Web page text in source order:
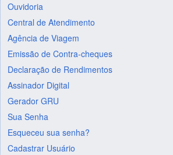
Ouvidoria
Central de Atendimento
Agência de Viagem
Emissão de Contra-cheques
Declaração de Rendimentos
Assinador Digital
Gerador GRU
Sua Senha
Esqueceu sua senha?
Cadastrar Usuário